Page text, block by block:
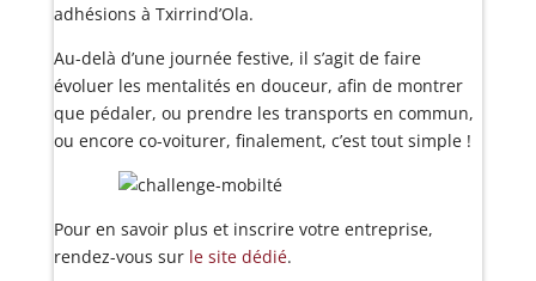
adhésions à Txirrind’Ola.
Au-delà d’une journée festive, il s’agit de faire
évoluer les mentalités en douceur, afin de montrer
que pédaler, ou prendre les transports en commun,
ou encore co-voiturer, finalement, c’est tout simple !
Pour en savoir plus et inscrire votre entreprise,
rendez-vous sur le site dédié.